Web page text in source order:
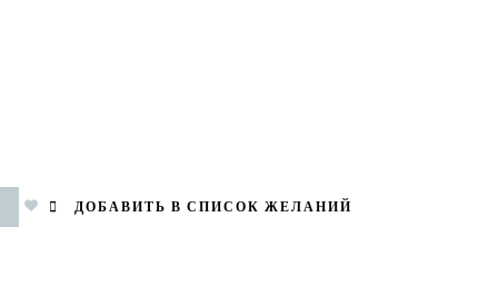
ДОБАВИТЬ В СПИСОК ЖЕЛАНИЙ